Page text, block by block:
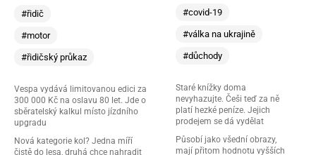
#řidič
#motor
#řidičský průkaz
Vespa vydává limitovanou edici za
300 000 Kč na oslavu 80 let. Jde o
sběratelský kalkul místo jízdního
upgradu
Nová kategorie kol? Jedna míří
čistě do lesa, druhá chce nahradit
#covid-19
#válka na ukrajině
#důchody
Staré knížky doma
nevyhazujte. Češi teď za ně
platí hezké peníze. Jejich
prodejem se dá vydělat
Působí jako všední obrazy,
mají přitom hodnotu vyšších